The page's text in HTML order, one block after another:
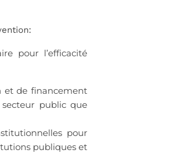
pour l’efficacité
et de financement
public que
pour
publiques et